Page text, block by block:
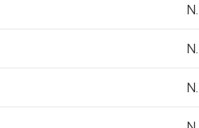
N.
N.
N.